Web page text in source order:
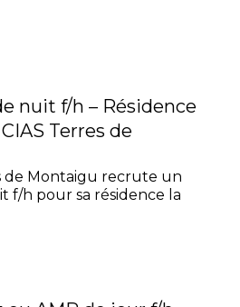
nuit f/h – Résidence
Terres de
de Montaigu recrute un
f/h pour sa résidence la